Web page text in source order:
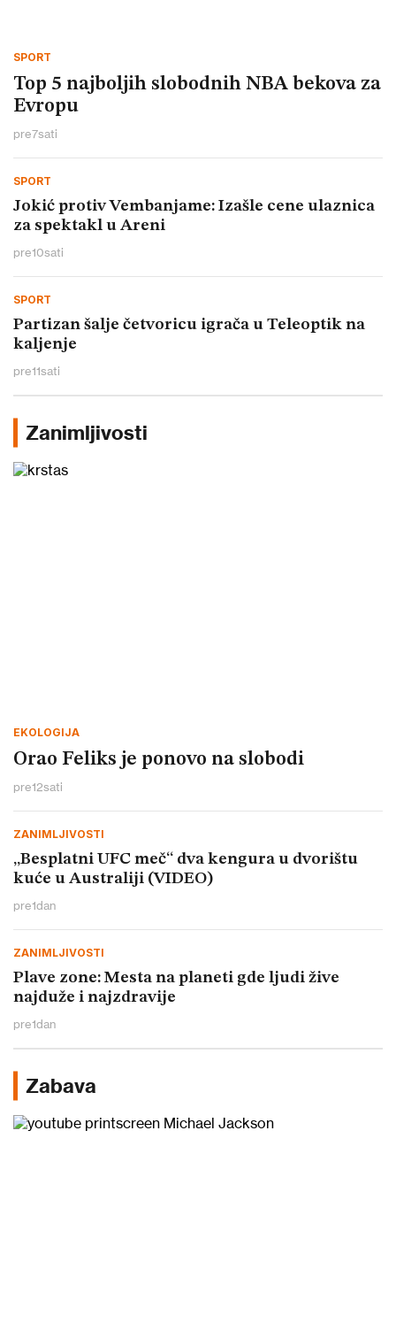
SPORT
Top 5 najboljih slobodnih NBA bekova za
Evropu
pre7sati
SPORT
Jokić protiv Vembanjame: Izašle cene ulaznica
za spektakl u Areni
pre10sati
SPORT
Partizan šalje četvoricu igrača u Teleoptik na
kaljenje
pre11sati
Zanimljivosti
EKOLOGIJA
Orao Feliks je ponovo na slobodi
pre12sati
ZANIMLJIVOSTI
„Besplatni UFC meč“ dva kengura u dvorištu
kuće u Australiji (VIDEO)
pre1dan
ZANIMLJIVOSTI
Plave zone: Mesta na planeti gde ljudi žive
najduže i najzdravije
pre1dan
Zabava